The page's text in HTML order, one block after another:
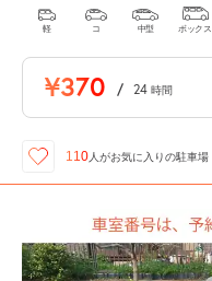
軽 コ 中型 ボックス
¥370 / 24 時間
110 人がお気に入りの駐車場